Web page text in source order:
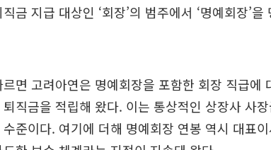
금 지급 대상인 ‘회장’의 범주에서 ‘명예회장’
면 고려아연은 명예회장을 포함한 회장 직급에
직금을 적립해 왔다. 이는 통상적인 상장사 사
준이다. 여기에 더해 명예회장 연봉 역시 대표